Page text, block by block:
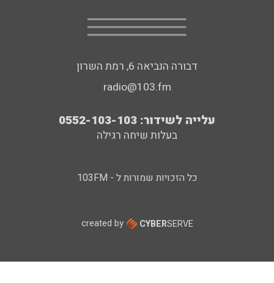
דבורה הנביאה 6, רמת השרון
radio@103.fm
עלייה לשידור: 0552-103-103
בעלות שיחה רגילה
כל הזכויות שמורות ל - 103FM
created by CYBERSERVE